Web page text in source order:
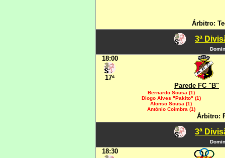
Árbitro:
3ª
18:00
17ª
Parede FC "B"
Bernardo Sousa (1)
Diogo Alves "Pakito" (1)
Afonso Sousa (1)
António Coimbra (1)
Árbitro:
3ª
18:30